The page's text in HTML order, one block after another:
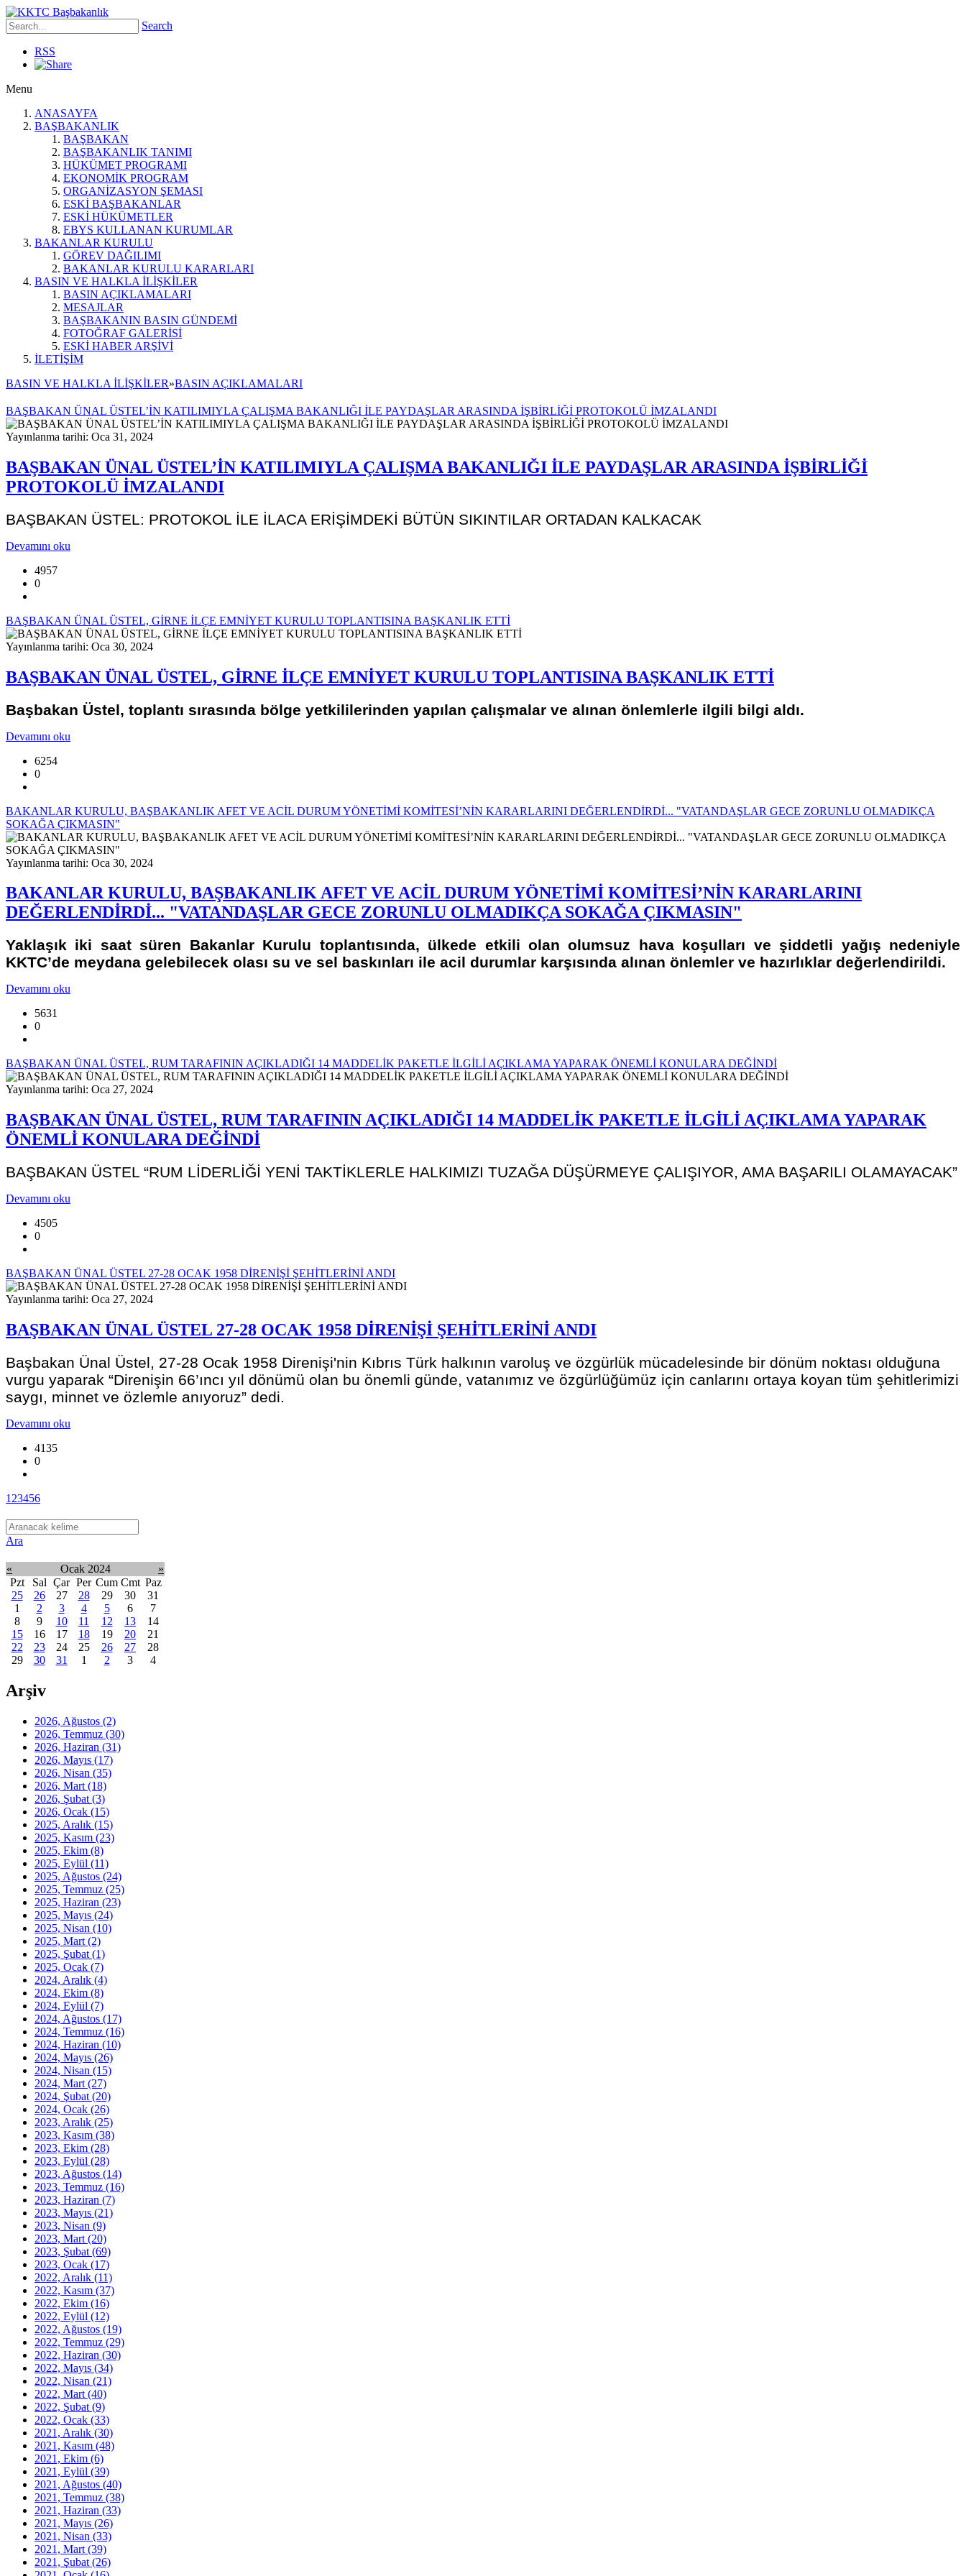
Search
RSS
Menu
ANASAYFA
BAŞBAKANLIK
BAŞBAKAN
BAŞBAKANLIK TANIMI
HÜKÜMET PROGRAMI
EKONOMİK PROGRAM
ORGANİZASYON ŞEMASI
ESKİ BAŞBAKANLAR
ESKİ HÜKÜMETLER
EBYS KULLANAN KURUMLAR
BAKANLAR KURULU
GÖREV DAĞILIMI
BAKANLAR KURULU KARARLARI
BASIN VE HALKLA İLİŞKİLER
BASIN AÇIKLAMALARI
MESAJLAR
BAŞBAKANIN BASIN GÜNDEMİ
FOTOĞRAF GALERİSİ
ESKİ HABER ARŞİVİ
İLETİŞİM
BASIN VE HALKLA İLİŞKİLER»BASIN AÇIKLAMALARI
BAŞBAKAN ÜNAL ÜSTEL’İN KATILIMIYLA ÇALIŞMA BAKANLIĞI İLE PAYDAŞLAR ARASINDA İŞBİRLİĞİ PROTOKOLÜ İMZALANDI
Yayınlanma tarihi: Oca 31, 2024
BAŞBAKAN ÜNAL ÜSTEL’İN KATILIMIYLA ÇALIŞMA BAKANLIĞI İLE PAYDAŞLAR ARASINDA İŞBİRLİĞİ
PROTOKOLÜ İMZALANDI
BAŞBAKAN ÜSTEL: PROTOKOL İLE İLACA ERİŞİMDEKİ BÜTÜN SIKINTILAR ORTADAN KALKACAK
Devamını oku
4957
0
BAŞBAKAN ÜNAL ÜSTEL, GİRNE İLÇE EMNİYET KURULU TOPLANTISINA BAŞKANLIK ETTİ
Yayınlanma tarihi: Oca 30, 2024
BAŞBAKAN ÜNAL ÜSTEL, GİRNE İLÇE EMNİYET KURULU TOPLANTISINA BAŞKANLIK ETTİ
Başbakan Üstel, toplantı sırasında bölge yetkililerinden yapılan çalışmalar ve alınan önlemlerle ilgili bilgi aldı.
Devamını oku
6254
0
BAKANLAR KURULU, BAŞBAKANLIK AFET VE ACİL DURUM YÖNETİMİ KOMİTESİ’NİN KARARLARINI DEĞERLENDİRDİ... "VATANDAŞLAR GECE ZORUNLU OLMADIKÇA
SOKAĞA ÇIKMASIN"
Yayınlanma tarihi: Oca 30, 2024
BAKANLAR KURULU, BAŞBAKANLIK AFET VE ACİL DURUM YÖNETİMİ KOMİTESİ’NİN KARARLARINI
DEĞERLENDİRDİ... "VATANDAŞLAR GECE ZORUNLU OLMADIKÇA SOKAĞA ÇIKMASIN"
Yaklaşık iki saat süren Bakanlar Kurulu toplantısında, ülkede etkili olan olumsuz hava koşulları ve şiddetli yağış nedeniyle
KKTC’de meydana gelebilecek olası su ve sel baskınları ile acil durumlar karşısında alınan önlemler ve hazırlıklar değerlendirildi.
Devamını oku
5631
0
BAŞBAKAN ÜNAL ÜSTEL, RUM TARAFININ AÇIKLADIĞI 14 MADDELİK PAKETLE İLGİLİ AÇIKLAMA YAPARAK ÖNEMLİ KONULARA DEĞİNDİ
Yayınlanma tarihi: Oca 27, 2024
BAŞBAKAN ÜNAL ÜSTEL, RUM TARAFININ AÇIKLADIĞI 14 MADDELİK PAKETLE İLGİLİ AÇIKLAMA YAPARAK
ÖNEMLİ KONULARA DEĞİNDİ
BAŞBAKAN ÜSTEL “RUM LİDERLİĞİ YENİ TAKTİKLERLE HALKIMIZI TUZAĞA DÜŞÜRMEYE ÇALIŞIYOR, AMA BAŞARILI OLAMAYACAK”
Devamını oku
4505
0
BAŞBAKAN ÜNAL ÜSTEL 27-28 OCAK 1958 DİRENİŞİ ŞEHİTLERİNİ ANDI
Yayınlanma tarihi: Oca 27, 2024
BAŞBAKAN ÜNAL ÜSTEL 27-28 OCAK 1958 DİRENİŞİ ŞEHİTLERİNİ ANDI
Başbakan Ünal Üstel, 27-28 Ocak 1958 Direnişi'nin Kıbrıs Türk halkının varoluş ve özgürlük mücadelesinde bir dönüm noktası olduğuna
vurgu yaparak “Direnişin 66’ıncı yıl dönümü olan bu önemli günde, vatanımız ve özgürlüğümüz için canlarını ortaya koyan tüm şehitlerimizi
saygı, minnet ve özlemle anıyoruz” dedi.
Devamını oku
4135
0
1 23456
Ara
« Ocak 2024
»
Pzt
Sal Çar Per Cum Cmt Paz
25
26 27 28 29 30
31
1
2 3 4 5 6
7
8
9 10 11 12 13
14
15
16 17 18 19 20
21
22
23 24 25 26 27
28
29
30 31 1 2 3 4
Arşiv
2026, Ağustos (2)
2026, Temmuz (30)
2026, Haziran (31)
2026, Mayıs (17)
2026, Nisan (35)
2026, Mart (18)
2026, Şubat (3)
2026, Ocak (15)
2025, Aralık (15)
2025, Kasım (23)
2025, Ekim (8)
2025, Eylül (11)
2025, Ağustos (24)
2025, Temmuz (25)
2025, Haziran (23)
2025, Mayıs (24)
2025, Nisan (10)
2025, Mart (2)
2025, Şubat (1)
2025, Ocak (7)
2024, Aralık (4)
2024, Ekim (8)
2024, Eylül (7)
2024, Ağustos (17)
2024, Temmuz (16)
2024, Haziran (10)
2024, Mayıs (26)
2024, Nisan (15)
2024, Mart (27)
2024, Şubat (20)
2024, Ocak (26)
2023, Aralık (25)
2023, Kasım (38)
2023, Ekim (28)
2023, Eylül (28)
2023, Ağustos (14)
2023, Temmuz (16)
2023, Haziran (7)
2023, Mayıs (21)
2023, Nisan (9)
2023, Mart (20)
2023, Şubat (69)
2023, Ocak (17)
2022, Aralık (11)
2022, Kasım (37)
2022, Ekim (16)
2022, Eylül (12)
2022, Ağustos (19)
2022, Temmuz (29)
2022, Haziran (30)
2022, Mayıs (34)
2022, Nisan (21)
2022, Mart (40)
2022, Şubat (9)
2022, Ocak (33)
2021, Aralık (30)
2021, Kasım (48)
2021, Ekim (6)
2021, Eylül (39)
2021, Ağustos (40)
2021, Temmuz (38)
2021, Haziran (33)
2021, Mayıs (26)
2021, Nisan (33)
2021, Mart (39)
2021, Şubat (26)